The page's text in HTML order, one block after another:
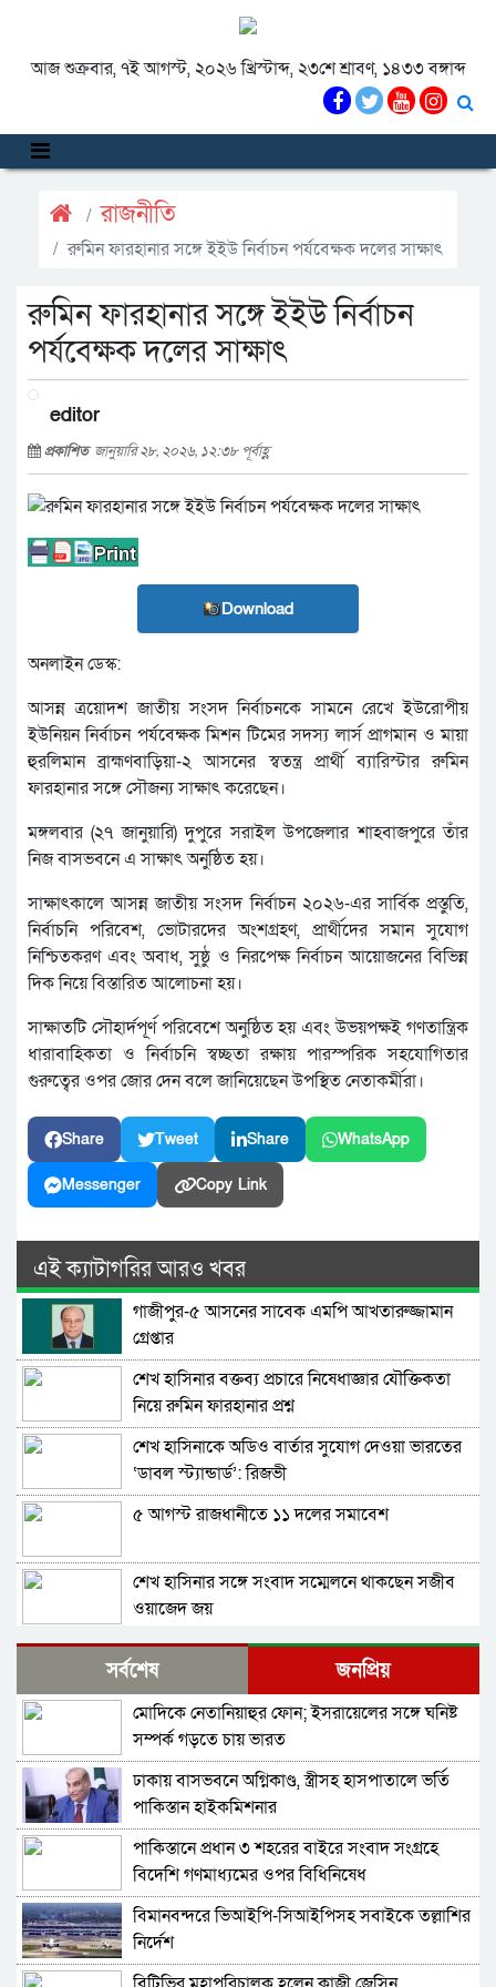
আজ শুক্রবার, ৭ই আগস্ট, ২০২৬ খ্রিস্টাব্দ, ২৩শে শ্রাবণ, ১৪৩৩ বঙ্গাব্দ
রাজনীতি
রুমিন ফারহানার সঙ্গে ইইউ নির্বাচন পর্যবেক্ষক দলের সাক্ষাৎ
রুমিন ফারহানার সঙ্গে ইইউ নির্বাচন
পর্যবেক্ষক দলের সাক্ষাৎ
editor
প্রকাশিত জানুয়ারি ২৮, ২০২৬, ১২:৩৮ পূর্বাহ্ণ
Download
অনলাইন ডেস্ক:
আসন্ন ত্রয়োদশ জাতীয় সংসদ নির্বাচনকে সামনে রেখে ইউরোপীয়
ইউনিয়ন নির্বাচন পর্যবেক্ষক মিশন টিমের সদস্য লার্স প্রাগমান ও মায়া
হুরলিমান ব্রাহ্মণবাড়িয়া-২ আসনের স্বতন্ত্র প্রার্থী ব্যারিস্টার রুমিন
ফারহানার সঙ্গে সৌজন্য সাক্ষাৎ করেছেন।
মঙ্গলবার (২৭ জানুয়ারি) দুপুরে সরাইল উপজেলার শাহবাজপুরে তাঁর
নিজ বাসভবনে এ সাক্ষাৎ অনুষ্ঠিত হয়।
সাক্ষাৎকালে আসন্ন জাতীয় সংসদ নির্বাচন ২০২৬-এর সার্বিক প্রস্তুতি,
নির্বাচনি পরিবেশ, ভোটারদের অংশগ্রহণ, প্রার্থীদের সমান সুযোগ
নিশ্চিতকরণ এবং অবাধ, সুষ্ঠু ও নিরপেক্ষ নির্বাচন আয়োজনের বিভিন্ন
দিক নিয়ে বিস্তারিত আলোচনা হয়।
সাক্ষাতটি সৌহার্দপূর্ণ পরিবেশে অনুষ্ঠিত হয় এবং উভয়পক্ষই গণতান্ত্রিক
ধারাবাহিকতা ও নির্বাচনি স্বচ্ছতা রক্ষায় পারস্পরিক সহযোগিতার
গুরুত্বের ওপর জোর দেন বলে জানিয়েছেন উপস্থিত নেতাকর্মীরা।
Share Tweet Share WhatsApp
Messenger Copy Link
এই ক্যাটাগরির আরও খবর
গাজীপুর-৫ আসনের সাবেক এমপি আখতারুজ্জামান
গ্রেপ্তার
শেখ হাসিনার বক্তব্য প্রচারে নিষেধাজ্ঞার যৌক্তিকতা
নিয়ে রুমিন ফারহানার প্রশ্ন
শেখ হাসিনাকে অডিও বার্তার সুযোগ দেওয়া ভারতের
‘ডাবল স্ট্যান্ডার্ড’: রিজভী
৫ আগস্ট রাজধানীতে ১১ দলের সমাবেশ
শেখ হাসিনার সঙ্গে সংবাদ সম্মেলনে থাকছেন সজীব
ওয়াজেদ জয়
ক্ষমতাচ্যুতির দুই বছর: ৫ অগাস্ট ‘ভার্চুয়ালি সামনে
আসছেন’ হাসিনা
১১ দলের লিয়াজোঁ কমিটির বৈঠক, ৫ আগস্ট সমাবেশ
হাতকড়া আমাদের কাছে নববধূর চুড়ির মতো: কাদের
সিদ্দিকী
শাপলা চত্বর ‘গণহত্যা’ মামলায় লতিফ সিদ্দিকী গ্রেপ্তার
চুনারুঘাটের হত্যাচেষ্টা মামলায় ব্যারিস্টার সুমনের
জামিন
সর্বশেষ জনপ্রিয়
মোদিকে নেতানিয়াহুর ফোন; ইসরায়েলের সঙ্গে ঘনিষ্ট
সম্পর্ক গড়তে চায় ভারত
ঢাকায় বাসভবনে অগ্নিকাণ্ড, স্ত্রীসহ হাসপাতালে ভর্তি
পাকিস্তান হাইকমিশনার
পাকিস্তানে প্রধান ৩ শহরের বাইরে সংবাদ সংগ্রহে
বিদেশি গণমাধ্যমের ওপর বিধিনিষেধ
বিমানবন্দরে ভিআইপি-সিআইপিসহ সবাইকে তল্লাশির
নির্দেশ